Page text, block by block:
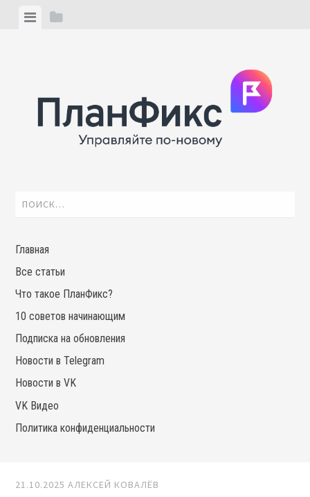
ViewView
Найти:
Главная
Все статьи
Что такое ПланФикс?
10 советов начинающим
Подписка на обновления
Новости в Telegram
Новости в VK
VK Видео
Политика конфиденциальности
21.10.2025 АЛЕКСЕЙ КОВАЛЁВ